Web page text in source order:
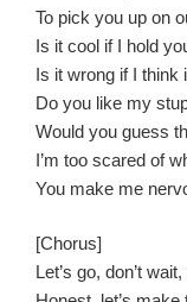
To pick you up on
Is it cool if I hold
Is it wrong if I think
Do you like my
Would you guess
I’m too scared of
You make me
[Chorus]
Let’s go, don’t